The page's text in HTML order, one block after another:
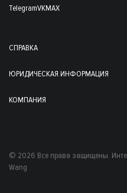
TelegramVKMAX
СПРАВКА
ЮРИДИЧЕСКАЯ ИНФОРМАЦИЯ
КОМПАНИЯ
© 2026 Все права защищены.
Wang